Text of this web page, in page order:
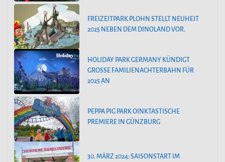
FREIZEITPARK PLOHN STELLT NEUHEIT
2025 NEBEN DEM DINOLAND VOR.
HOLIDAY PARK GERMANY KÜNDIGT
GROSSE FAMILIENACHTERBAHN FÜR 2
025 AN
PEPPA PIG PARK OINKTASTISCHE
PREMIERE IN GÜNZBURG
30. MÄRZ 2024: SAISONSTART IM